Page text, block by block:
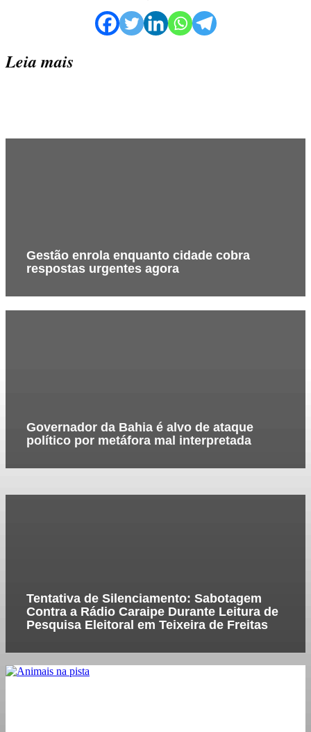
Leia mais
Gestão enrola enquanto cidade cobra
respostas urgentes agora
Governador da Bahia é alvo de ataque
político por metáfora mal interpretada
Tentativa de Silenciamento: Sabotagem
Contra a Rádio Caraipe Durante Leitura de
Pesquisa Eleitoral em Teixeira de Freitas